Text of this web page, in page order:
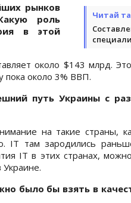
Читай
рынков
роль
в этой
около $143 млрд.
пока около 3% ВВП.
путь Украины с
на такие страны,
IT там зародились
IT в этих странах,
было бы взять в